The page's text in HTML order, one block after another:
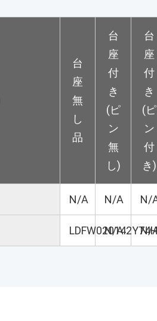
台
座
無
し
品
台
座
付
き
(ピ
ン
無
し)
台
座
付
き
(ピ
ン
付
き)
N/A N/A N/
N/A N/